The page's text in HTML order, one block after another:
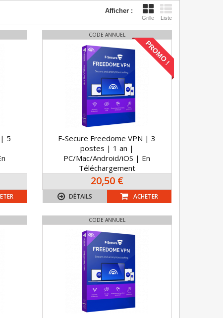
Afficher :
Grille Liste
| 5
CODE ANNUEL
PROMO !
F-Secure Freedome VPN | 3
postes | 1 an |
PC/Mac/Android/iOS | En
Téléchargement
20,50 €
DÉTAILS ACHETER
CODE ANNUEL